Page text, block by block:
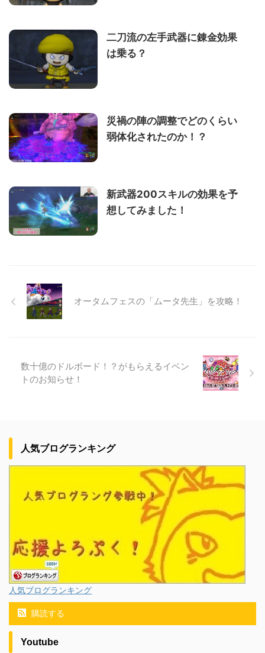
二刀流の左手武器に錬金効果
は乗る？
災禍の陣の調整でどのくらい
弱体化されたのか！？
新武器200スキルの効果を予
想してみました！
オータムフェスの「ムータ先生」を攻略！
数十億のドルボード！？がもらえるイベン
トのお知らせ！
人気ブログランキング
人気ブログランキング
購読する
Youtube